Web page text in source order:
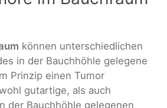
können unterschiedlichen
in der Bauchhöhle gelegene
Prinzip einen Tumor
gutartige, als auch
der Bauchhöhle gelegenen